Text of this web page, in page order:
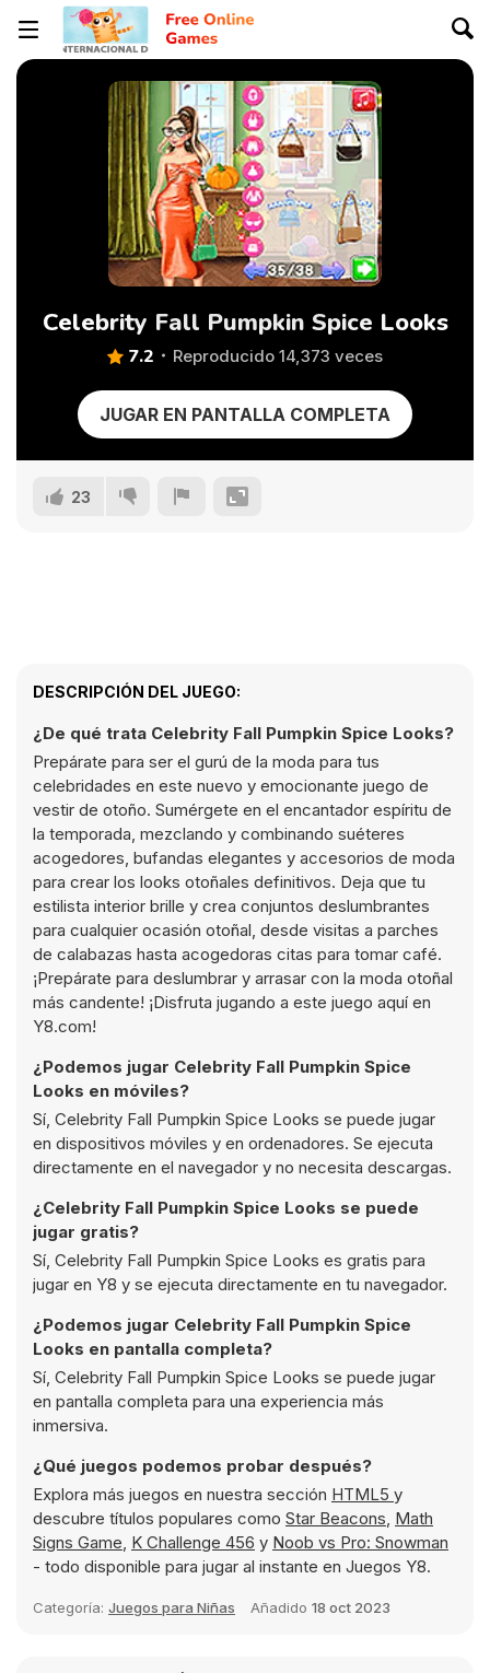
Celebrity Fall Pumpkin Spice Looks
7.2 Reproducido 14,373 veces
JUGAR EN PANTALLA COMPLETA
23
DESCRIPCIÓN DEL JUEGO:
¿De qué trata Celebrity Fall Pumpkin Spice Looks?
Prepárate para ser el gurú de la moda para tus
celebridades en este nuevo y emocionante juego de
vestir de otoño. Sumérgete en el encantador espíritu de
la temporada, mezclando y combinando suéteres
acogedores, bufandas elegantes y accesorios de moda
para crear los looks otoñales definitivos. Deja que tu
estilista interior brille y crea conjuntos deslumbrantes
para cualquier ocasión otoñal, desde visitas a parches
de calabazas hasta acogedoras citas para tomar café.
¡Prepárate para deslumbrar y arrasar con la moda otoñal
más candente! ¡Disfruta jugando a este juego aquí en
Y8.com!
¿Podemos jugar Celebrity Fall Pumpkin Spice
Looks en móviles?
Sí, Celebrity Fall Pumpkin Spice Looks se puede jugar
en dispositivos móviles y en ordenadores. Se ejecuta
directamente en el navegador y no necesita descargas.
¿Celebrity Fall Pumpkin Spice Looks se puede
jugar gratis?
Sí, Celebrity Fall Pumpkin Spice Looks es gratis para
jugar en Y8 y se ejecuta directamente en tu navegador.
¿Podemos jugar Celebrity Fall Pumpkin Spice
Looks en pantalla completa?
Sí, Celebrity Fall Pumpkin Spice Looks se puede jugar
en pantalla completa para una experiencia más
inmersiva.
¿Qué juegos podemos probar después?
Explora más juegos en nuestra sección HTML5 y
descubre títulos populares como Star Beacons, Math
Signs Game, K Challenge 456 y Noob vs Pro: Snowman
- todo disponible para jugar al instante en Juegos Y8.
Categoría: Juegos para Niñas Añadido 18 oct 2023